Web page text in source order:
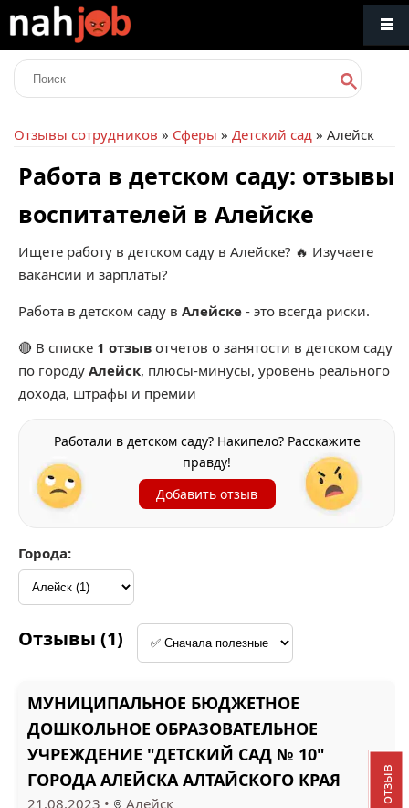
Отзывы сотрудников » Сферы » Детский сад » Алейск
Работа в детском саду: отзывы
воспитателей в Алейске
Ищете работу в детском саду в Алейске? 🔥 Изучаете
вакансии и зарплаты?
Работа в детском саду в Алейске - это всегда риски.
🔴 В списке 1 отзыв отчетов о занятости в детском саду
по городу Алейск, плюсы-минусы, уровень реального
дохода, штрафы и премии
Работали в детском саду? Накипело? Расскажите
правду!
Добавить отзыв
Города:
Отзывы (1)
МУНИЦИПАЛЬНОЕ БЮДЖЕТНОЕ
ДОШКОЛЬНОЕ ОБРАЗОВАТЕЛЬНОЕ
УЧРЕЖДЕНИЕ "ДЕТСКИЙ САД № 10"
ГОРОДА АЛЕЙСКА АЛТАЙСКОГО КРАЯ
21.08.2023 • Алейск